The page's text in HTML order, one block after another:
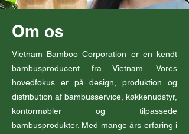
Om os
Vietnam Bamboo Corporation er en kendt
bambusproducent fra Vietnam. Vores
hovedfokus er på design, produktion og
distribution af bambusservice, køkkenudstyr,
kontormøbler og tilpassede
bambusprodukter. Med mange års erfaring i